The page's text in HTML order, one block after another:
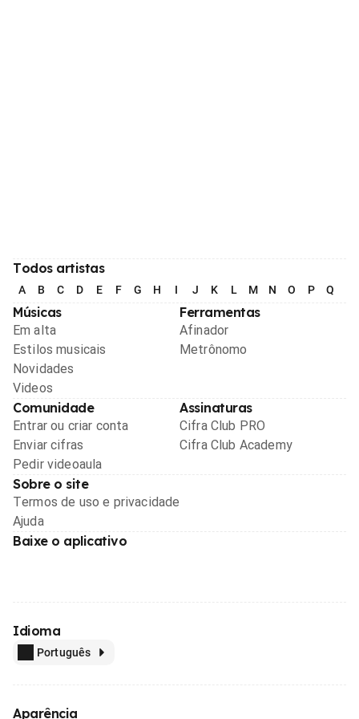
Todos artistas
A B C D E F G H I J K L M N O P Q
Músicas
Em alta
Estilos musicais
Novidades
Videos
Ferramentas
Afinador
Metrônomo
Comunidade
Entrar ou criar conta
Enviar cifras
Pedir videoaula
Assinaturas
Cifra Club PRO
Cifra Club Academy
Sobre o site
Termos de uso e privacidade
Ajuda
Baixe o aplicativo
Idioma
Português
Aparência